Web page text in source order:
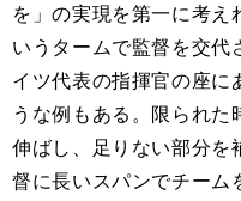
を」の実現を第一に考え
いうタームで監督を交代
イツ代表の指揮官の座に
うな例もある。限られ
伸ばし、足りない部分を
督に長いスパンでチーム